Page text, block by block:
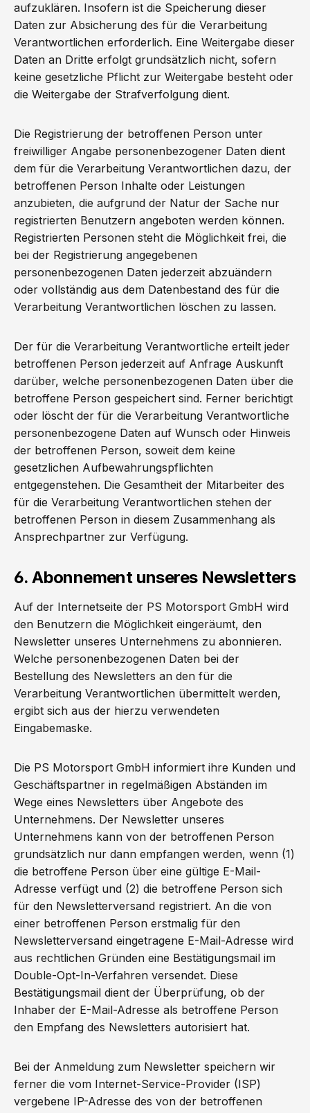
aufzuklären. Insofern ist die Speicherung dieser
Daten zur Absicherung des für die Verarbeitung
Verantwortlichen erforderlich. Eine Weitergabe dieser
Daten an Dritte erfolgt grundsätzlich nicht, sofern
keine gesetzliche Pflicht zur Weitergabe besteht oder
die Weitergabe der Strafverfolgung dient.
Die Registrierung der betroffenen Person unter
freiwilliger Angabe personenbezogener Daten dient
dem für die Verarbeitung Verantwortlichen dazu, der
betroffenen Person Inhalte oder Leistungen
anzubieten, die aufgrund der Natur der Sache nur
registrierten Benutzern angeboten werden können.
Registrierten Personen steht die Möglichkeit frei, die
bei der Registrierung angegebenen
personenbezogenen Daten jederzeit abzuändern
oder vollständig aus dem Datenbestand des für die
Verarbeitung Verantwortlichen löschen zu lassen.
Der für die Verarbeitung Verantwortliche erteilt jeder
betroffenen Person jederzeit auf Anfrage Auskunft
darüber, welche personenbezogenen Daten über die
betroffene Person gespeichert sind. Ferner berichtigt
oder löscht der für die Verarbeitung Verantwortliche
personenbezogene Daten auf Wunsch oder Hinweis
der betroffenen Person, soweit dem keine
gesetzlichen Aufbewahrungspflichten
entgegenstehen. Die Gesamtheit der Mitarbeiter des
für die Verarbeitung Verantwortlichen stehen der
betroffenen Person in diesem Zusammenhang als
Ansprechpartner zur Verfügung.
6. Abonnement unseres Newsletters
Auf der Internetseite der PS Motorsport GmbH wird
den Benutzern die Möglichkeit eingeräumt, den
Newsletter unseres Unternehmens zu abonnieren.
Welche personenbezogenen Daten bei der
Bestellung des Newsletters an den für die
Verarbeitung Verantwortlichen übermittelt werden,
ergibt sich aus der hierzu verwendeten
Eingabemaske.
Die PS Motorsport GmbH informiert ihre Kunden und
Geschäftspartner in regelmäßigen Abständen im
Wege eines Newsletters über Angebote des
Unternehmens. Der Newsletter unseres
Unternehmens kann von der betroffenen Person
grundsätzlich nur dann empfangen werden, wenn (1)
die betroffene Person über eine gültige E-Mail-
Adresse verfügt und (2) die betroffene Person sich
für den Newsletterversand registriert. An die von
einer betroffenen Person erstmalig für den
Newsletterversand eingetragene E-Mail-Adresse wird
aus rechtlichen Gründen eine Bestätigungsmail im
Double-Opt-In-Verfahren versendet. Diese
Bestätigungsmail dient der Überprüfung, ob der
Inhaber der E-Mail-Adresse als betroffene Person
den Empfang des Newsletters autorisiert hat.
Bei der Anmeldung zum Newsletter speichern wir
ferner die vom Internet-Service-Provider (ISP)
vergebene IP-Adresse des von der betroffenen